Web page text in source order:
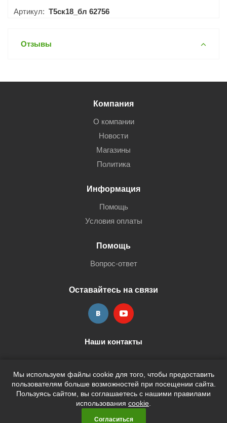
Артикул: Т5ск18_бл 62756
Отзывы
Мы используем файлы cookie для того, чтобы предоставить
пользователям больше возможностей при посещении сайта.
Пользуясь сайтом, вы соглашаетесь с нашими правилами
использования cookie
Согласиться
Компания
О компании
Новости
Магазины
Политика
Информация
Помощь
Условия оплаты
Помощь
Вопрос-ответ
Оставайтесь на связи
Наши контакты
2026 © Кан-Тэррия Kids